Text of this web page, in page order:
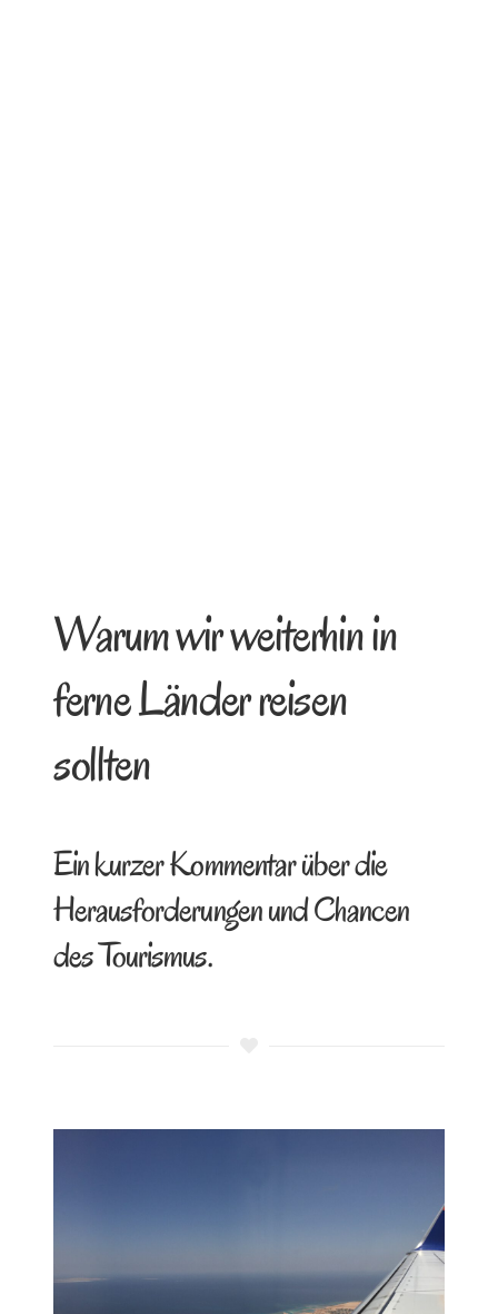
Warum wir weiterhin in
ferne Länder reisen
sollten
Ein kurzer Kommentar über die
Herausforderungen und Chancen
des Tourismus.